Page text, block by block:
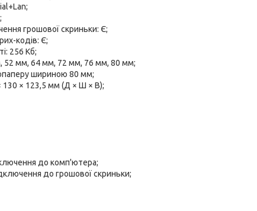
грошової скриньки: Є;
кодів: Є;
256 Кб;
52 мм, 64 мм, 72 мм, 76 мм, 80 мм;
шириною 80 мм;
130 × 123,5 мм (Д × Ш × В);
до комп'ютера;
до грошової скриньки;